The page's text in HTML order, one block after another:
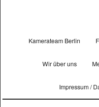
Kamerateam Berlin
Wir über uns
Impressum /